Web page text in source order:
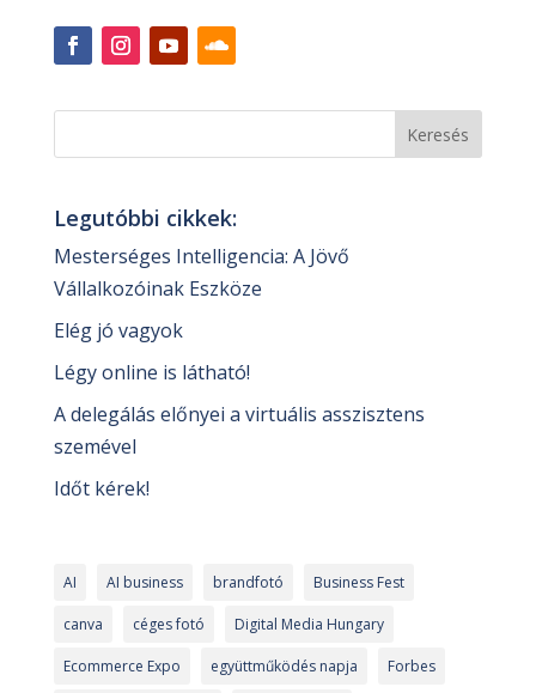
Legutóbbi cikkek:
Mesterséges Intelligencia: A Jövő
Vállalkozóinak Eszköze
Elég jó vagyok
Légy online is látható!
A delegálás előnyei a virtuális asszisztens
szemével
Időt kérek!
AI AI business brandfotó Business Fest
canva céges fotó Digital Media Hungary
Ecommerce Expo együttműködés napja Forbes